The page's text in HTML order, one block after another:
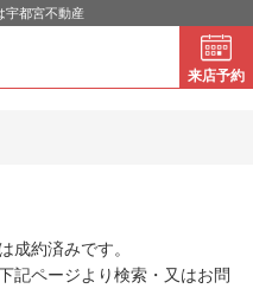
宇都宮不動産
来店予約
成約済みです。
記ページより検索・又はお問